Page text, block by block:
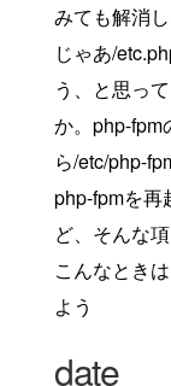
みても解消
じゃあ/
う、と思っ
か。php-fpm
ら/etc/php-
php-fpmを再
ど、そんな項
こんなとき
よう
date